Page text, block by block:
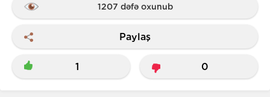
1207 dəfə oxunub
Paylaş
1 0